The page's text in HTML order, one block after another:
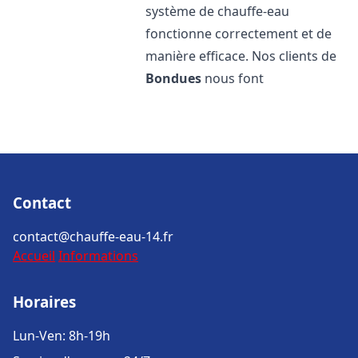
système de chauffe-eau
fonctionne correctement et de
manière efficace. Nos clients de
Bondues nous font
Contact
contact@chauffe-eau-14.fr
Accueil Informations
Horaires
Lun-Ven: 8h-19h